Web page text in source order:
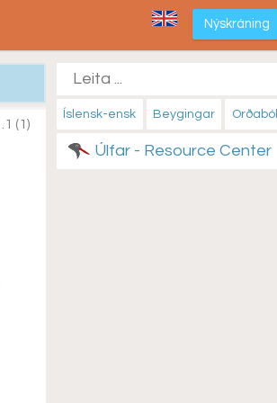
Nýskráning
(1)
Íslensk-ensk Beygingar
Úlfar - Resource Center